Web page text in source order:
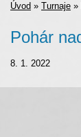
Úvod » Turnaje »
Pohár
8. 1. 2022